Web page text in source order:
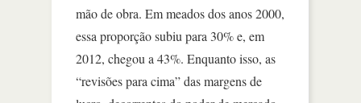
mão de obra. Em meados dos anos 2000,
essa proporção subiu para 30% e, em
2012, chegou a 43%. Enquanto isso, as
“revisões para cima” das margens de